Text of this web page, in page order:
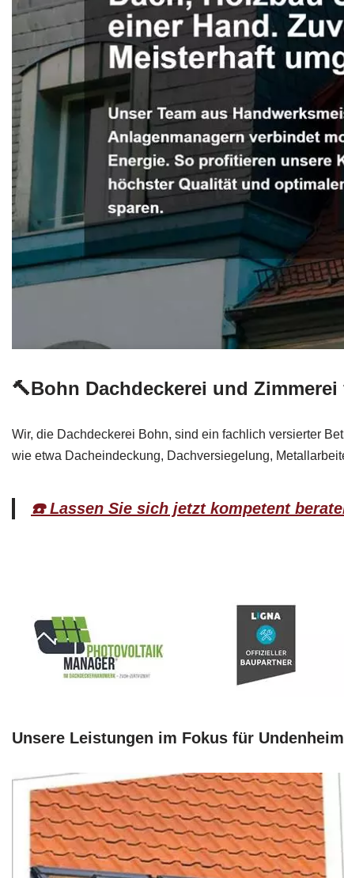
🔨Bohn Dachdeckerei und
Wir, die Dachdeckerei Bohn, sind ein fachlich versierter
wie etwa Dacheindeckung, Dachversiegelung,
☎️ Lassen Sie sich jetzt kompetent
Unsere Leistungen im Fokus für Undenheim